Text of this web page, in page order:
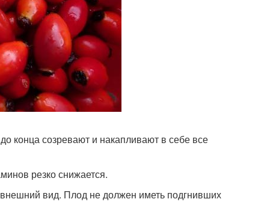
конца созревают и накапливают в себе все
резко снижается.
вид. Плод не должен иметь подгнивших